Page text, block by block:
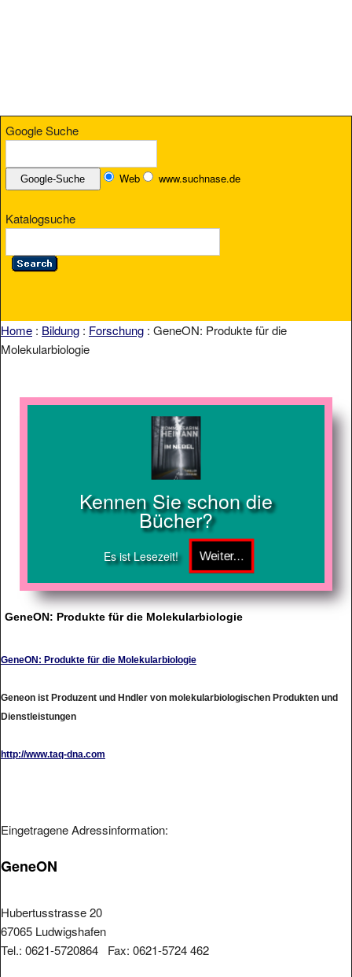
Google Suche
Web www.suchnase.de
Katalogsuche
Home : Bildung : Forschung : GeneON: Produkte für die
Molekularbiologie
Kennen Sie schon die
Bücher?
Es ist Lesezeit!
GeneON: Produkte für die Molekularbiologie
GeneON: Produkte für die Molekularbiologie
Geneon ist Produzent und Hndler von molekularbiologischen Produkten und
Dienstleistungen
http://www.taq-dna.com
Eingetragene Adressinformation:
GeneON
Hubertusstrasse 20
67065 Ludwigshafen
Tel.: 0621-5720864 Fax: 0621-5724 462